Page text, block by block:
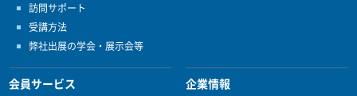
訪問サポート
受講方法
弊社出展の学会・展示会等
会員サービス 企業情報